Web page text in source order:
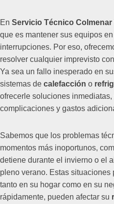
En Servicio Técnico Colmenar
que es mantener sus equipos
interrupciones. Por eso,
resolver cualquier imprevisto
Ya sea un fallo inesperado en
sistemas de calefacción o
ofrecerle soluciones
complicaciones y gastos
Sabemos que los problemas
momentos más inoportunos,
detiene durante el invierno o el
pleno verano. Estas situaciones
tanto en su hogar como en su
rápidamente, pueden afectar su